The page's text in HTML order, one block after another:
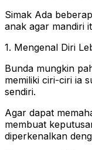
Simak Ada
anak agar mandiri
1. Mengenal Diri
Bunda mungkin
memiliki ciri-ciri ia
sendiri.
Agar dapat
membuat
diperkenalkan